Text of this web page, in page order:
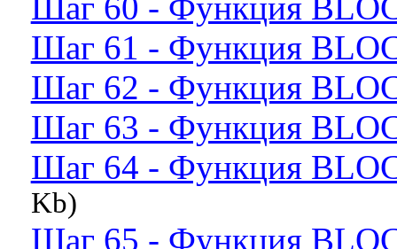
Шаг 61 - Функция
Шаг 62 - Функция
Шаг 63 - Функция
Шаг 64 - Функция
Kb)
Шаг 65 - Функция